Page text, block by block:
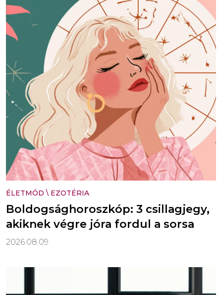
ÉLETMÓD \ EZOTÉRIA
Boldogsághoroszkóp: 3 csillagjegy,
akiknek végre jóra fordul a sorsa
2026.08.09.